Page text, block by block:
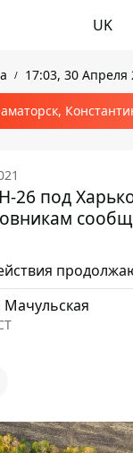
UK
17:03, 30 Апреля
26 под
Мачульская